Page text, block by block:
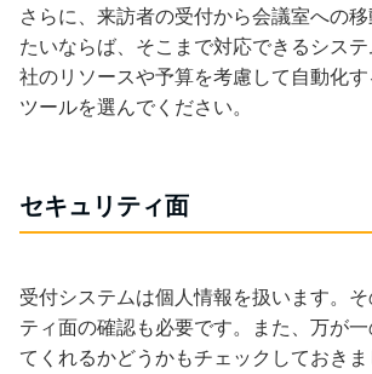
さらに、来訪者の受付から会議室への
たいならば、そこまで対応できるシス
社のリソースや予算を考慮して自動化す
ツールを選んでください。
セキュリティ面
受付システムは個人情報を扱います。
ティ面の確認も必要です。また、万が
てくれるかどうかもチェックしておきま